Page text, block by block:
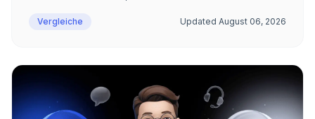
Vergleiche Updated August 06, 2026